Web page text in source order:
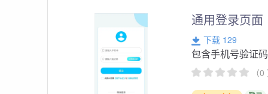
通用登录页面
下载 129
包含手机号验证
（